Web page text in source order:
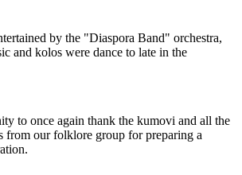
by the "Diaspora Band" orchestra,
and kolos were dance to late in the
to once again thank the kumovi and all the
from our folklore group for preparing a